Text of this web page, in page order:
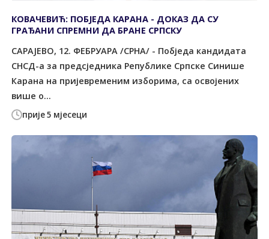
прије 5 мјесеци
КОВАЧЕВИЋ: ПОБЈЕДА КАРАНА - ДОКАЗ ДА СУ
ГРАЂАНИ СПРЕМНИ ДА БРАНЕ СРПСКУ
САРАЈЕВО, 12. ФЕБРУАРА /СРНА/ - Побједа кандидата
СНСД-а за предсједника Републике Српске Синише
Карана на пријевременим изборима, са освојених
више о...